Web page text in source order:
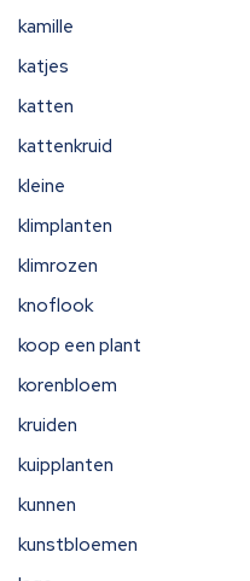
kamille
katjes
katten
kattenkruid
kleine
klimplanten
klimrozen
knoflook
koop een plant
korenbloem
kruiden
kuipplanten
kunnen
kunstbloemen